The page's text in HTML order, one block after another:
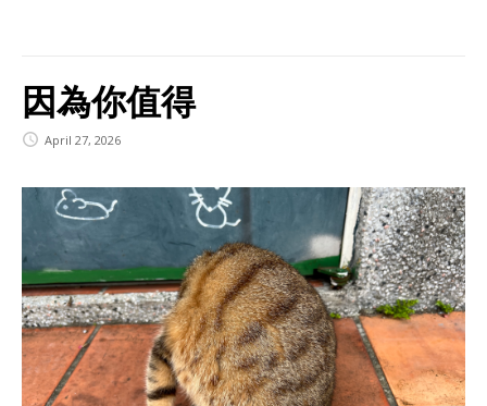
因為你值得
April 27, 2026